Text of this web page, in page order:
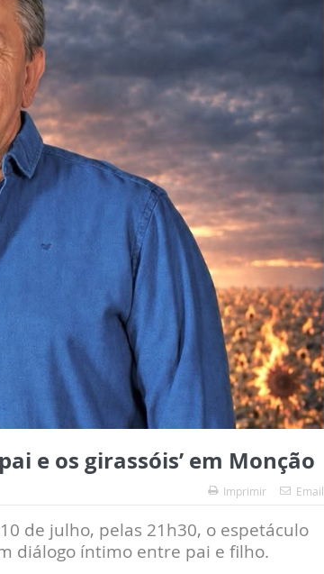
e os girassóis’ em Monção
Imprimir Email
de julho, pelas 21h30, o espetáculo
diálogo íntimo entre pai e filho.